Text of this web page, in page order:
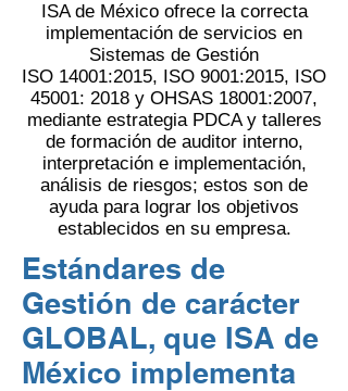
ISA de México ofrece la correcta
implementación de servicios en
Sistemas de Gestión
ISO 14001:2015, ISO 9001:2015, ISO
45001: 2018 y OHSAS 18001:2007,
mediante estrategia PDCA y talleres
de formación de auditor interno,
interpretación e implementación,
análisis de riesgos; estos son de
ayuda para lograr los objetivos
establecidos en su empresa.
Estándares de
Gestión de carácter
GLOBAL, que ISA de
México implementa